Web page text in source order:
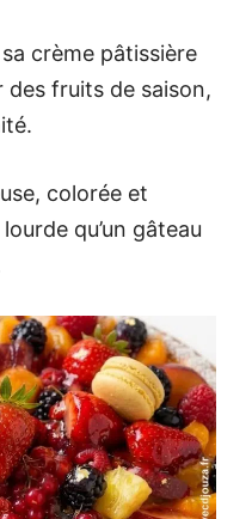
crème pâtissière
fruits de saison,
colorée et
qu’un gâteau